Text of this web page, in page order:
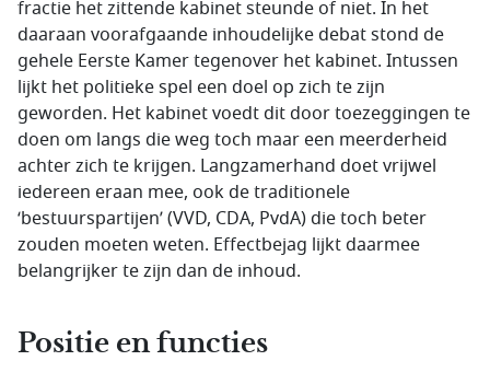
fractie het zittende kabinet steunde of niet. In het
daaraan voorafgaande inhoudelijke debat stond de
gehele Eerste Kamer tegenover het kabinet. Intussen
lijkt het politieke spel een doel op zich te zijn
geworden. Het kabinet voedt dit door toezeggingen te
doen om langs die weg toch maar een meerderheid
achter zich te krijgen. Langzamerhand doet vrijwel
iedereen eraan mee, ook de traditionele
‘bestuurspartijen’ (VVD, CDA, PvdA) die toch beter
zouden moeten weten. Effectbejag lijkt daarmee
belangrijker te zijn dan de inhoud.
Positie en functies